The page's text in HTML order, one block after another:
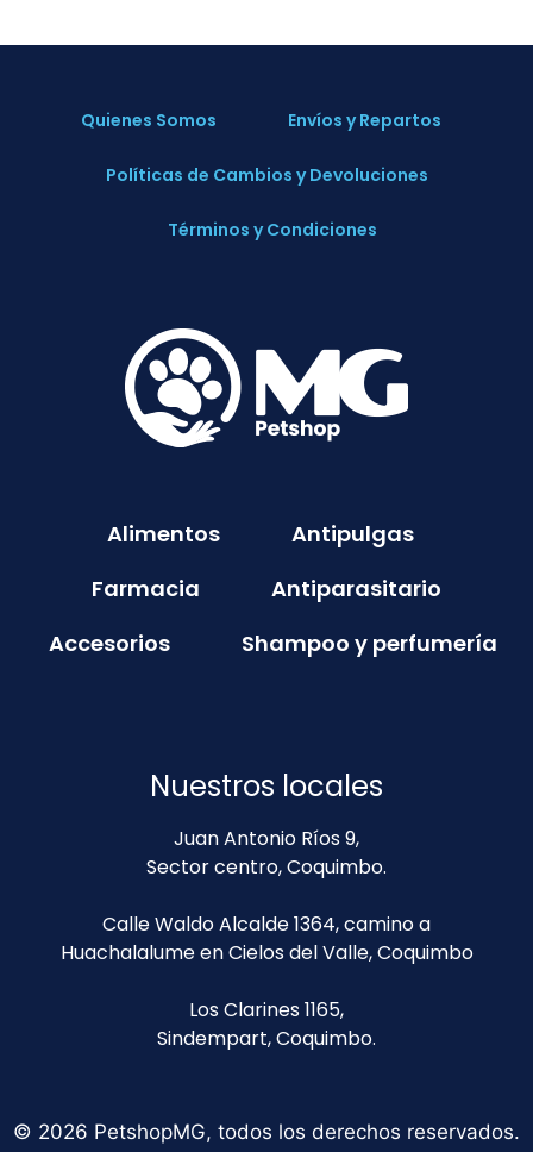
Quienes Somos Envíos y Repartos
Políticas de Cambios y Devoluciones
Términos y Condiciones
Alimentos
Antipulgas
Farmacia
Antiparasitario
Accesorios
Shampoo y perfumería
Nuestros locales
Juan Antonio Ríos 9,
Sector centro, Coquimbo.
Calle Waldo Alcalde 1364, camino a
Huachalalume en Cielos del Valle, Coquimbo
Los Clarines 1165,
Sindempart, Coquimbo.
© 2026 PetshopMG, todos los derechos reservados.